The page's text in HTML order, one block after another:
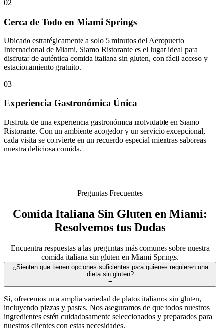
02
Cerca de Todo en Miami Springs
Ubicado estratégicamente a solo 5 minutos del Aeropuerto
Internacional de Miami, Siamo Ristorante es el lugar ideal para
disfrutar de auténtica comida italiana sin gluten, con fácil acceso y
estacionamiento gratuito.
03
Experiencia Gastronómica Única
Disfruta de una experiencia gastronómica inolvidable en Siamo
Ristorante. Con un ambiente acogedor y un servicio excepcional,
cada visita se convierte en un recuerdo especial mientras saboreas
nuestra deliciosa comida.
Preguntas Frecuentes
Comida Italiana Sin Gluten en Miami:
Resolvemos tus Dudas
Encuentra respuestas a las preguntas más comunes sobre nuestra
comida italiana sin gluten en Miami Springs.
¿Sienten que tienen opciones suficientes para quienes requieren una
dieta sin gluten?
Sí, ofrecemos una amplia variedad de platos italianos sin gluten,
incluyendo pizzas y pastas. Nos aseguramos de que todos nuestros
ingredientes estén cuidadosamente seleccionados y preparados para
nuestros clientes con estas necesidades.